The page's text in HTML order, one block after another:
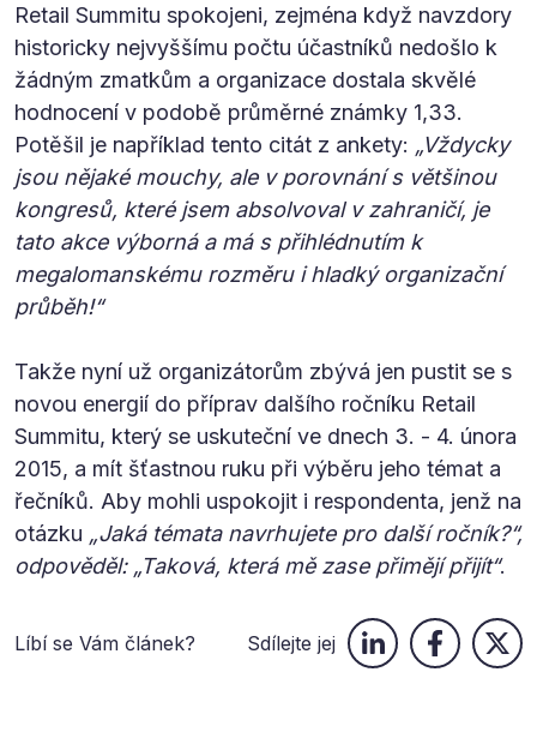
Retail Summitu spokojeni, zejména když navzdory
historicky nejvyššímu počtu účastníků nedošlo k
žádným zmatkům a organizace dostala skvělé
hodnocení v podobě průměrné známky 1,33.
Potěšil je například tento citát z ankety: „Vždycky
jsou nějaké mouchy, ale v porovnání s většinou
kongresů, které jsem absolvoval v zahraničí, je
tato akce výborná a má s přihlédnutím k
megalomanskému rozměru i hladký organizační
průběh!“
Takže nyní už organizátorům zbývá jen pustit se s
novou energií do příprav dalšího ročníku Retail
Summitu, který se uskuteční ve dnech 3. - 4. února
2015, a mít šťastnou ruku při výběru jeho témat a
řečníků. Aby mohli uspokojit i respondenta, jenž na
otázku „Jaká témata navrhujete pro další ročník?“,
odpověděl: „Taková, která mě zase přimějí přijít“.
Líbí se Vám článek? Sdílejte jej